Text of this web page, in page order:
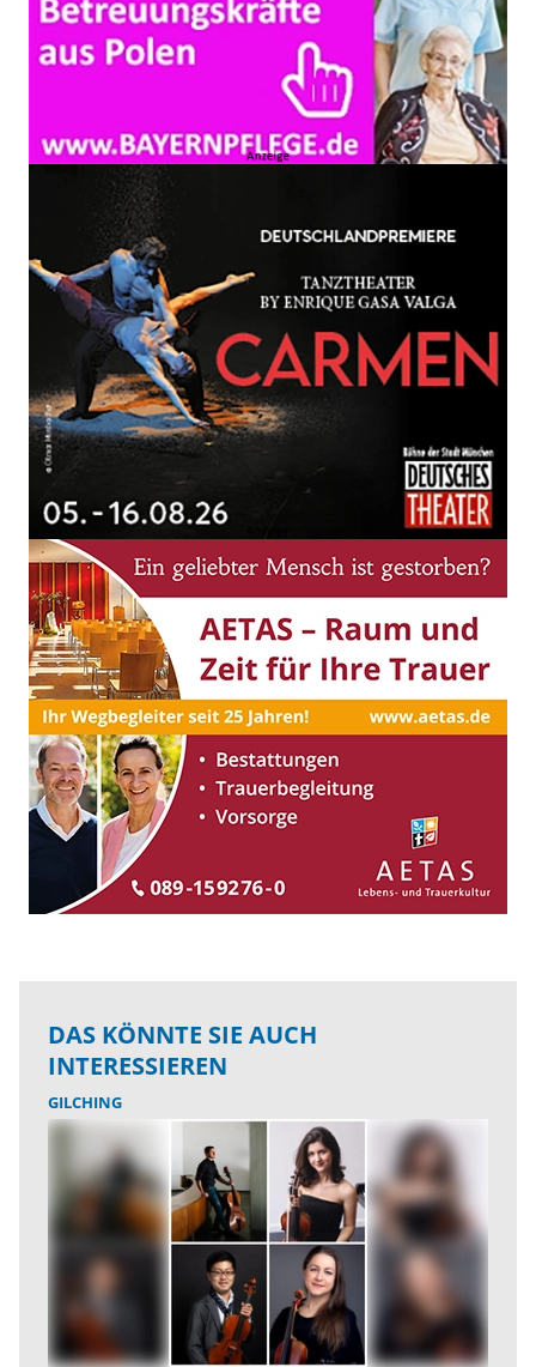
DAS KÖNNTE SIE AUCH
INTERESSIEREN
GILCHING